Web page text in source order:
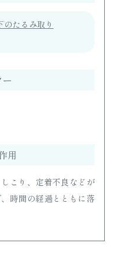
たるみ取り
用
こり、定着不良などが
時間の経過とともに落